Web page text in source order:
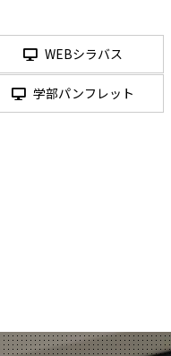
WEBシラバス
学部パンフレット